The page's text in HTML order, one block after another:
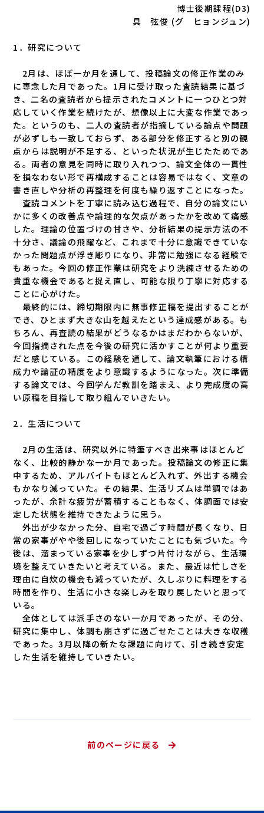
博士後期課程(D3)
具 弦俊 (グ ヒョンジュン)
1．研究について
2月は、ほぼ一か月を通して、投稿論文の修正作業のみ
に専念した月であった。1月に受け取った査読結果に基づ
き、二名の査読者から提示されたコメントに一つひとつ対
応していく作業を続けたが、想像以上に大変な作業であっ
た。というのも、二人の査読者が指摘している論点や問題
が必ずしも一致しておらず、ある部分を修正すると別の観
点からは説明が不足する、といった状況が生じたためであ
る。両者の意見を同時に取り入れつつ、論文全体の一貫性
を損なわない形で再構成することは容易ではなく、文章の
書き直しや分析の再整理を何度も繰り返すことになった。
査読コメントを丁寧に読み込む過程で、自分の論文にい
かに多くの改善点や論理的な欠点があったかを改めて痛感
した。理論の位置づけの甘さや、分析結果の提示方法の不
十分さ、議論の飛躍など、これまで十分に意識できていな
かった問題点が浮き彫りになり、非常に勉強になる経験で
もあった。今回の修正作業は研究をより洗練させるための
貴重な機会であると捉え直し、可能な限り丁寧に対応する
ことに心がけた。
最終的には、締切期限内に無事修正稿を提出することが
でき、ひとまず大きな山を越えたという達成感がある。も
ちろん、再査読の結果がどうなるかはまだわからないが、
今回指摘された点を今後の研究に活かすことが何より重要
だと感じている。この経験を通して、論文執筆における構
成力や論証の精度をより意識するようになった。次に準備
する論文では、今回学んだ教訓を踏まえ、より完成度の高
い原稿を目指して取り組んでいきたい。
2．生活について
2月の生活は、研究以外に特筆すべき出来事はほとんど
なく、比較的静かな一か月であった。投稿論文の修正に集
中するため、アルバイトもほとんど入れず、外出する機会
もかなり減っていた。その結果、生活リズムは単調ではあ
ったが、余計な疲労が蓄積することもなく、体調面では安
定した状態を維持できたように思う。
外出が少なかった分、自宅で過ごす時間が長くなり、日
常の家事がやや後回しになっていたことにも気づいた。今
後は、溜まっている家事を少しずつ片付けながら、生活環
境を整えていきたいと考えている。また、最近は忙しさを
理由に自炊の機会も減っていたが、久しぶりに料理をする
時間を作り、生活に小さな楽しみを取り戻したいと思って
いる。
全体としては派手さのない一か月であったが、その分、
研究に集中し、体調も崩さずに過ごせたことは大きな収穫
であった。3月以降の新たな課題に向けて、引き続き安定
した生活を維持していきたい。
前のページに戻る